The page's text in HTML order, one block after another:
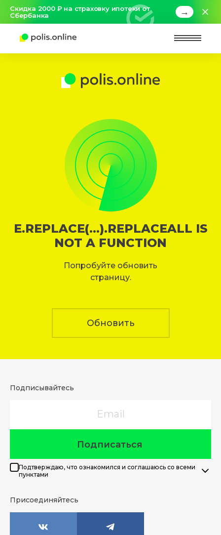
Скидка 2000 ₽ на страховку ипотеки от
Сбербанка
→
E.REPLACE(...).REPLACEALL IS
NOT A FUNCTION
Попробуйте обновить
страницу.
Обновить
Подписывайтесь
Подписаться
Подтверждаю, что ознакомился и соглашаюсь со всеми
пунктами
Присоединяйтесь